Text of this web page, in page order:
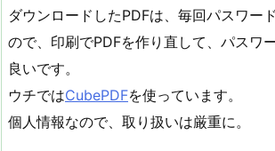
ダウンロードしたPDFは、毎回パスワー
ので、印刷でPDFを作り直して、パスワ
良いです。
ウチではCubePDFを使っています。
個人情報なので、取り扱いは厳重に。